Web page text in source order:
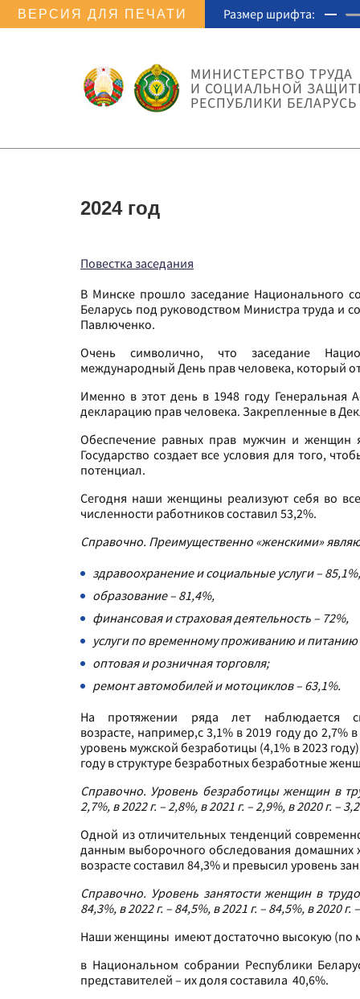
ВЕРСИЯ ДЛЯ ПЕЧАТИ Размер шрифта:
МИНИСТЕРСТВО ТРУДА
И СОЦИАЛЬНОЙ
РЕСПУБЛИКИ БЕЛАРУСЬ
2024 год
Повестка заседания
В Минске прошло заседание Национального
Беларусь под руководством Министра труда и
Павлюченко.
Очень символично, что заседание
международный День прав человека, который
Именно в этот день в 1948 году
декларацию прав человека. Закрепленные в
Обеспечение равных прав мужчин и женщин
Государство создает все условия для того,
потенциал.
Сегодня наши женщины реализуют себя во
численности работников составил 53,2%.
Справочно. Преимущественно «женскими»
здравоохранение и социальные услуги – 85,1%,
образование – 81,4%,
финансовая и страховая деятельность – 72%,
услуги по временному проживанию и питанию
оптовая и розничная торговля;
ремонт автомобилей и мотоциклов – 63,1%.
На протяжении ряда лет наблюдается
возрасте, например,с 3,1% в 2019 году до
уровень мужской безработицы (4,1% в 2023
году в структуре безработных безработные
Справочно. Уровень безработицы женщин в
2,7%, в 2022 г. – 2,8%, в 2021 г. – 2,9%, в 2020 г. –
Одной из отличительных тенденций
данным выборочного обследования домашних
возрасте составил 84,3% и превысил уровень
Справочно. Уровень занятости женщин в
84,3%, в 2022 г. – 84,5%, в 2021 г. – 84,5%, в 2020 г.
Наши женщины имеют достаточно высокую (по
в Национальном собрании Республики
представителей – их доля составила 40,6%.